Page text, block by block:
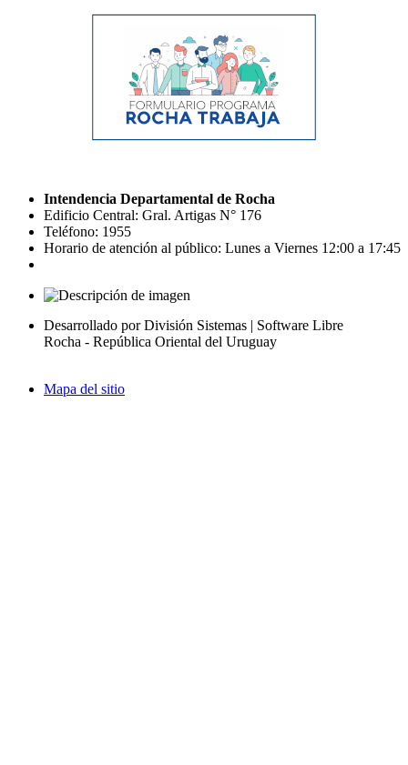
Intendencia Departamental de Rocha
Edificio Central: Gral. Artigas N° 176
Teléfono: 1955
Horario de atención al público: Lunes a Viernes 12:00 a 17:45
Desarrollado por División Sistemas | Software Libre
Rocha - República Oriental del Uruguay
Mapa del sitio